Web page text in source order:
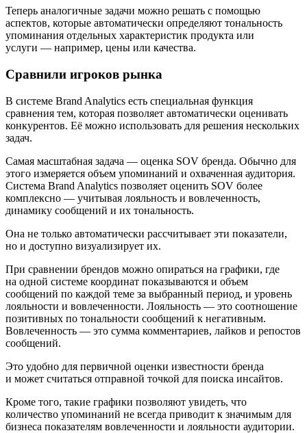
Теперь аналогичные задачи можно решать с помощью
аспектов, которые автоматически определяют тональность
упоминания отдельных характеристик продукта или
услуги — например, цены или качества.
Сравнили игроков рынка
В системе Brand Analytics есть специальная функция
сравнения тем, которая позволяет автоматически оценивать
конкурентов. Её можно использовать для решения нескольких
задач.
Самая масштабная задача — оценка SOV бренда. Обычно для
этого измеряется объем упоминаний и охваченная аудитория.
Система Brand Analytics позволяет оценить SOV более
комплексно — учитывая лояльность и вовлеченность,
динамику сообщений и их тональность.
Она не только автоматически рассчитывает эти показатели,
но и доступно визуализирует их.
При сравнении брендов можно опираться на графики, где
на одной системе координат показываются и объем
сообщений по каждой теме за выбранный период, и уровень
лояльности и вовлеченности. Лояльность — это соотношение
позитивных по тональности сообщений к негативным.
Вовлеченность — это сумма комментариев, лайков и репостов
сообщений.
Это удобно для первичной оценки известности бренда
и может считаться отправной точкой для поиска инсайтов.
Кроме того, такие графики позволяют увидеть, что
количество упоминаний не всегда приводит к значимым для
бизнеса показателям вовлеченности и лояльности аудитории.